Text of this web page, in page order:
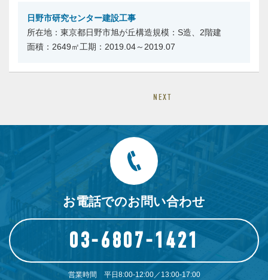
日野市研究センター建設工事
東京都日野市旭が丘
S造、2階建
2649㎡
2019.04～2019.07
NEXT
お電話でのお問い合わせ
03-6807-1421
営業時間 平日8:00-12:00／13:00-17:00